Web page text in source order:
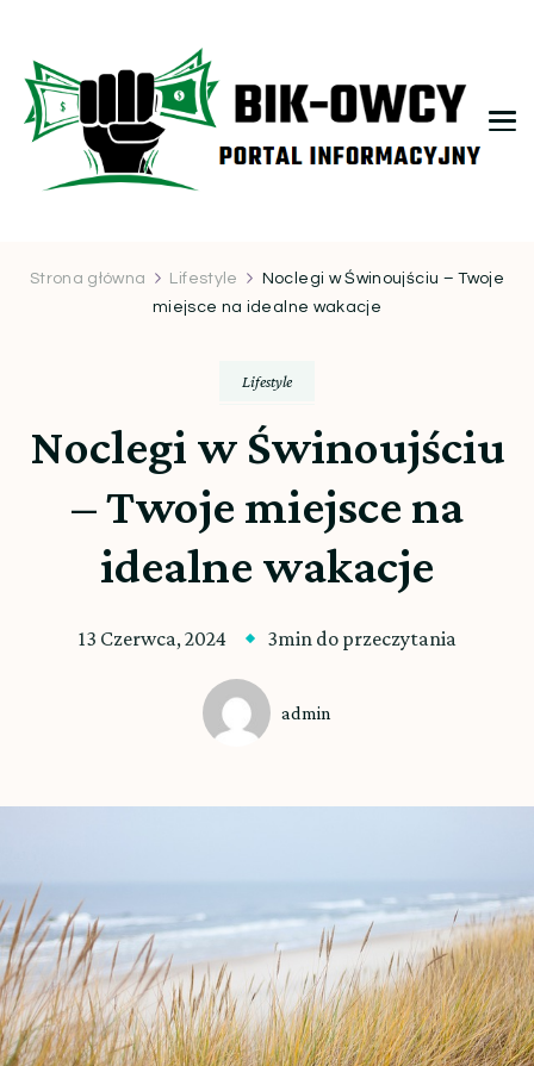
Strona główna Lifestyle
Noclegi w Świnoujściu – Twoje
miejsce na idealne wakacje
Lifestyle
Noclegi w Świnoujściu
– Twoje miejsce na
idealne wakacje
13 Czerwca, 2024 3min do przeczytania
admin